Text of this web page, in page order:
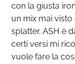
con la giusta
un mix mai
splatter. ASH è
certi versi mi
vuole fare la